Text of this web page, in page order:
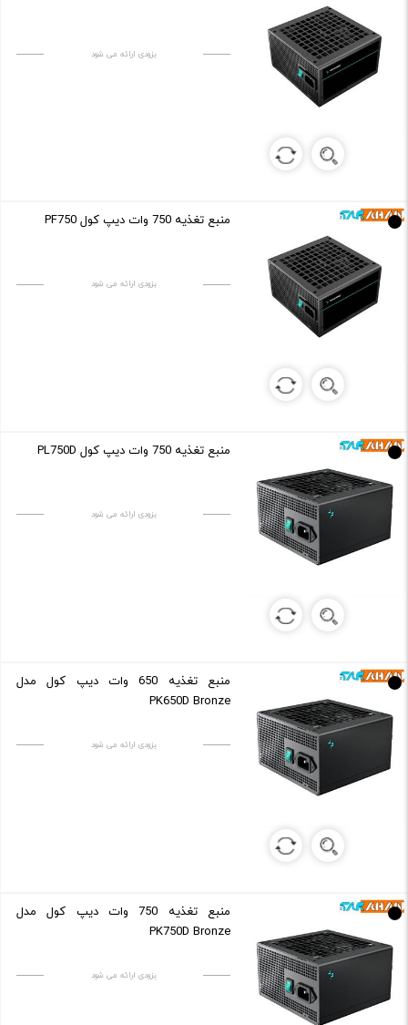
بزودی ارائه می شود
منبع تغذیه 750 وات دیپ کول PF750
بزودی ارائه می شود
منبع تغذیه 750 وات دیپ کول PL750D
بزودی ارائه می شود
منبع تغذیه 650 وات دیپ کول مدل
PK650D Bronze
بزودی ارائه می شود
منبع تغذیه 750 وات دیپ کول مدل
PK750D Bronze
بزودی ارائه می شود